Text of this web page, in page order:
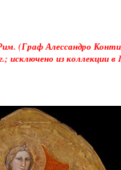
(Граф Алессандро
исключено из коллекции